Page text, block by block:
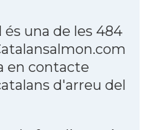
és una de les 484
en contacte
d'arreu del